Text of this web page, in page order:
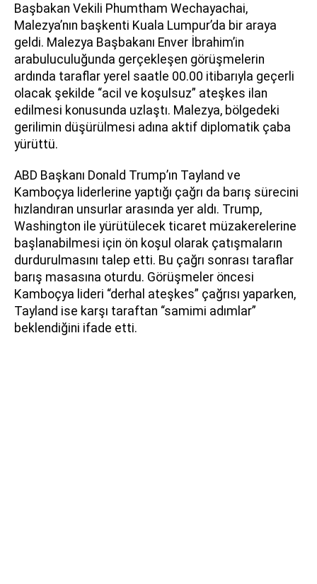
Başbakan Vekili Phumtham Wechayachai,
Malezya’nın başkenti Kuala Lumpur’da bir araya
geldi. Malezya Başbakanı Enver İbrahim’in
arabuluculuğunda gerçekleşen görüşmelerin
ardında taraflar yerel saatle 00.00 itibarıyla geçerli
olacak şekilde “acil ve koşulsuz” ateşkes ilan
edilmesi konusunda uzlaştı. Malezya, bölgedeki
gerilimin düşürülmesi adına aktif diplomatik çaba
yürüttü.
ABD Başkanı Donald Trump’ın Tayland ve
Kamboçya liderlerine yaptığı çağrı da barış sürecini
hızlandıran unsurlar arasında yer aldı. Trump,
Washington ile yürütülecek ticaret müzakerelerine
başlanabilmesi için ön koşul olarak çatışmaların
durdurulmasını talep etti. Bu çağrı sonrası taraflar
barış masasına oturdu. Görüşmeler öncesi
Kamboçya lideri “derhal ateşkes” çağrısı yaparken,
Tayland ise karşı taraftan “samimi adımlar”
beklendiğini ifade etti.